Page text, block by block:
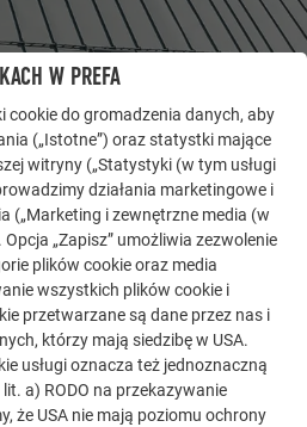
pokazuje, jak
zastosowanie aluminium.
projektów z trwałymi
PREFA na dachy, systemy
W PREFA
cookie do gromadzenia danych, aby
(„Istotne”) oraz statystki mające
witryny („Statystyki (w tym usługi
działania marketingowe i
(„Marketing i zewnętrzne media (w
„Zapisz” umożliwia zezwolenie
plików cookie oraz media
wszystkich plików cookie i
przetwarzane są dane przez nas i
którzy mają siedzibę w USA.
usługi oznacza też jednoznaczną
a) RODO na przekazywanie
że USA nie mają poziomu ochrony